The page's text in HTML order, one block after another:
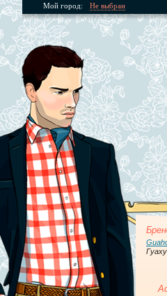
Мой город: Не выбран
Гуаху